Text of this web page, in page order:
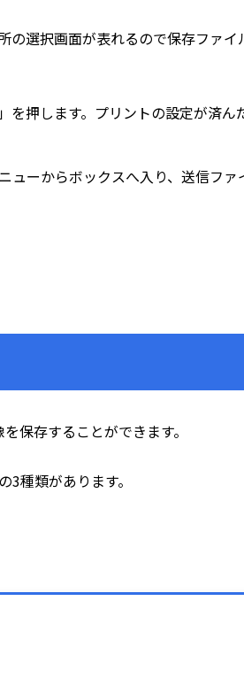
の選択画面が表れるので保存ファイ
押します。プリントの設定が済ん
ューからボックスへ入り、送信ファ
保存することができます。
種類があります。